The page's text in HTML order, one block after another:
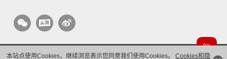
本站点使用Cookies，继续浏览表示您同意我们使用Cookies。 Cookies和隐
版权所有 © 华为技术有限公司 1998-2026。 保留一切权利。粤A2-20044005号